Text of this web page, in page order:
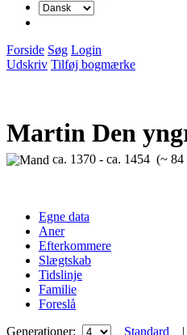
Forside Søg Login
Udskriv Tilføj bogmærke
Martin Den
ca. 1370 - ca. 1454 (~ 84
Egne data
Aner
Efterkommere
Slægtskab
Tidslinje
Familie
Foreslå
Generationer:
Standard